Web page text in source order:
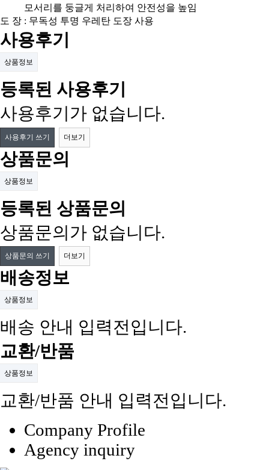
모서리를 둥글게 처리하여 안전성을 높임
도 장 : 무독성 투명 우레탄 도장 사용
사용후기
상품정보
등록된 사용후기
사용후기가 없습니다.
사용후기 쓰기 더보기
상품문의
상품정보
등록된 상품문의
상품문의가 없습니다.
상품문의 쓰기 더보기
배송정보
상품정보
배송 안내 입력전입니다.
교환/반품
상품정보
교환/반품 안내 입력전입니다.
Company Profile
Agency inquiry